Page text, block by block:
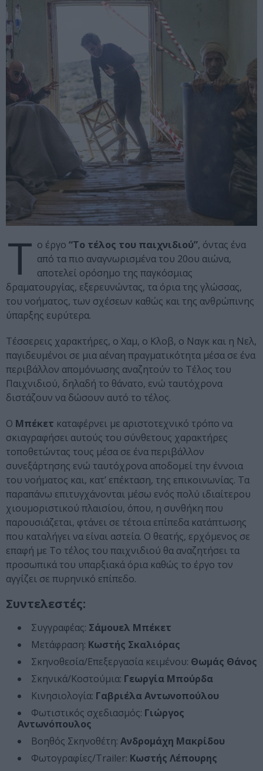
Τ ο έργο “Το τέλος του παιχνιδιού”, όντας ένα
από τα πιο αναγνωρισμένα του 20ου αιώνα,
αποτελεί ορόσημο της παγκόσμιας
δραματουργίας, εξερευνώντας, τα όρια της γλώσσας,
του νοήματος, των σχέσεων καθώς και της ανθρώπινης
ύπαρξης ευρύτερα.
Τέσσερεις χαρακτήρες, ο Χαμ, ο Κλοβ, ο Ναγκ και η Νελ,
παγιδευμένοι σε μια αέναη πραγματικότητα μέσα σε ένα
περιβάλλον απομόνωσης αναζητούν το Τέλος του
Παιχνιδιού, δηλαδή το θάνατο, ενώ ταυτόχρονα
διστάζουν να δώσουν αυτό το τέλος.
Ο Μπέκετ καταφέρνει με αριστοτεχνικό τρόπο να
σκιαγραφήσει αυτούς του σύνθετους χαρακτήρες
τοποθετώντας τους μέσα σε ένα περιβάλλον
συνεξάρτησης ενώ ταυτόχρονα αποδομεί την έννοια
του νοήματος και, κατ’ επέκταση, της επικοινωνίας. Τα
παραπάνω επιτυγχάνονται μέσω ενός πολύ ιδιαίτερου
χιουμοριστικού πλαισίου, όπου, η συνθήκη που
παρουσιάζεται, φτάνει σε τέτοια επίπεδα κατάπτωσης
που καταλήγει να είναι αστεία. Ο θεατής, ερχόμενος σε
επαφή με Το τέλος του παιχνιδιού θα αναζητήσει τα
προσωπικά του υπαρξιακά όρια καθώς το έργο τον
αγγίζει σε πυρηνικό επίπεδο.
Συντελεστές:
Συγγραφέας: Σάμουελ Μπέκετ
Μετάφραση: Κωστής Σκαλιόρας
Σκηνοθεσία/Επεξεργασία κειμένου: Θωμάς Θάνος
Σκηνικά/Κοστούμια: Γεωργία Μπούρδα
Κινησιολογία: Γαβριέλα Αντωνοπούλου
Φωτιστικός σχεδιασμός: Γιώργος
Αντωνόπουλος
Βοηθός Σκηνοθέτη: Ανδρομάχη Μακρίδου
Φωτογραφίες/Trailer: Κωστής Λέπουρης